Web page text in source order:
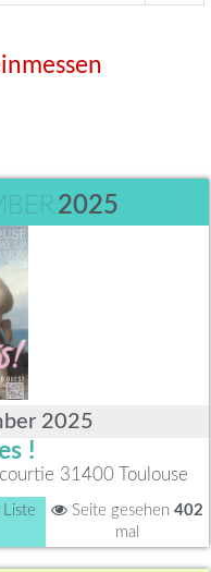
2025
2025
!
31400 Toulouse
Seite gesehen 402
mal